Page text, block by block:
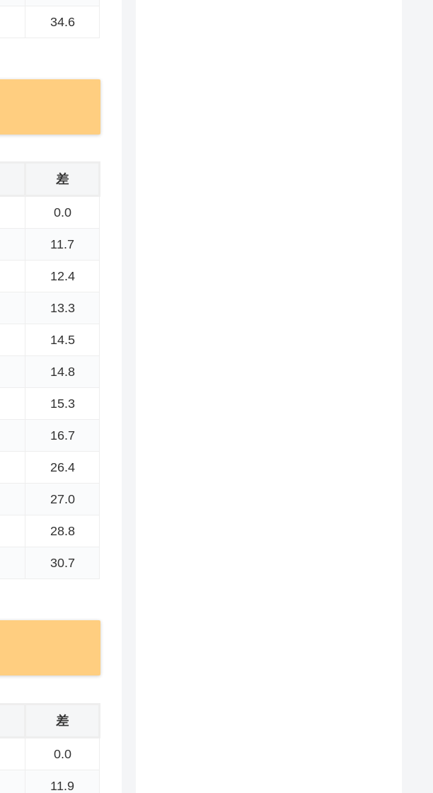
34.6
差
0.0
11.7
12.4
13.3
14.5
14.8
15.3
16.7
26.4
27.0
28.8
30.7
差
0.0
11.9